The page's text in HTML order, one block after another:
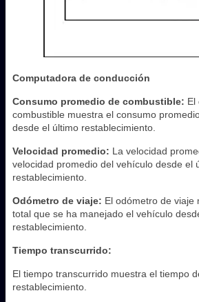
Computadora de conducción
Consumo promedio de combustible: El
combustible muestra el consumo
desde el último restablecimiento.
Velocidad promedio: La velocidad
velocidad promedio del vehículo desde el
restablecimiento.
Odómetro de viaje: El odómetro de viaje
total que se ha manejado el vehículo
restablecimiento.
Tiempo transcurrido:
El tiempo transcurrido muestra el tiempo
restablecimiento.